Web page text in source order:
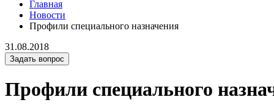
Главная
Новости
Профили специального назначения
31.08.2018
Задать вопрос
Профили специального